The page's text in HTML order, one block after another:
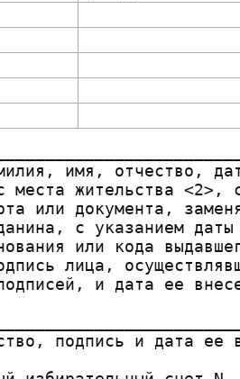
имя, отчество,
места жительства <2>,
или документа,
с указанием даты
или кода
лица,
и дата ее
подпись и дата ее